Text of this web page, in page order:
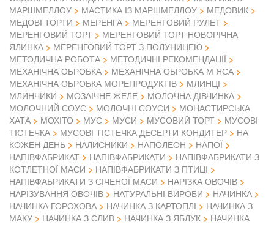
МАРШМЕЛЛОУ
МАСТИКА ІЗ МАРШМЕЛЛОУ
МЕДОВИК
МЕДОВІ ТОРТИ
МЕРЕНГА
МЕРЕНГОВИЙ РУЛЕТ
МЕРЕНГОВИЙ ТОРТ
МЕРЕНГОВИЙ ТОРТ НОВОРІЧНА
ЯЛИНКА
МЕРЕНГОВИЙ ТОРТ З ПОЛУНИЦЕЮ
МЕТОДИЧНА РОБОТА
МЕТОДИЧНІ РЕКОМЕНДАЦІЇ
МЕХАНІЧНА ОБРОБКА
МЕХАНІЧНА ОБРОБКА М ЯСА
МЕХАНІЧНА ОБРОБКА МОРЕПРОДУКТІВ
МЛИНЦІ
МЛИНЧИКИ
МОЗАІЧНЕ ЖЕЛЕ
МОЛОЧНА ДІВЧИНКА
МОЛОЧНИЙ СОУС
МОЛОЧНІ СОУСИ
МОНАСТИРСЬКА
ХАТА
МОХІТО МУС МУСИ МУСОВИЙ ТОРТ
МУСОВІ
ТІСТЕЧКА
МУСОВІ ТІСТЕЧКА ДЕСЕРТИ КОНДИТЕР
НА
КОЖЕН ДЕНЬ
НАЛИСНИКИ НАПОЛЕОН НАПОЇ
НАПІВФАБРИКАТ НАПІВФАБРИКАТИ
НАПІВФАБРИКАТИ З
КОТЛЕТНОЇ МАСИ
НАПІВФАБРИКАТИ З ПТИЦІ
НАПІВФАБРИКАТИ З СІЧЕНОЇ МАСИ
НАРІЗКА ОВОЧІВ
НАРІЗУВАННЯ ОВОЧІВ
НАТУРАЛЬНІ ВИРОБИ
НАЧИНКА
НАЧИНКА ГОРОХОВА
НАЧИНКА З КАРТОПЛІ
НАЧИНКА З
МАКУ
НАЧИНКА З СЛИВ НАЧИНКА З ЯБЛУК
НАЧИНКА